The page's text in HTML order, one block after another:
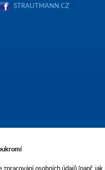
STRAUTMANN.CZ
řízeného společností
osobních údajů (např.